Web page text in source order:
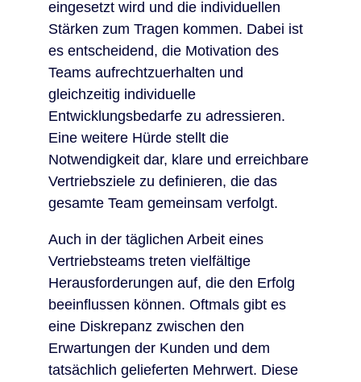
eingesetzt wird und die individuellen
Stärken zum Tragen kommen. Dabei ist
es entscheidend, die Motivation des
Teams aufrechtzuerhalten und
gleichzeitig individuelle
Entwicklungsbedarfe zu adressieren.
Eine weitere Hürde stellt die
Notwendigkeit dar, klare und erreichbare
Vertriebsziele zu definieren, die das
gesamte Team gemeinsam verfolgt.
Auch in der täglichen Arbeit eines
Vertriebsteams treten vielfältige
Herausforderungen auf, die den Erfolg
beeinflussen können. Oftmals gibt es
eine Diskrepanz zwischen den
Erwartungen der Kunden und dem
tatsächlich gelieferten Mehrwert. Diese